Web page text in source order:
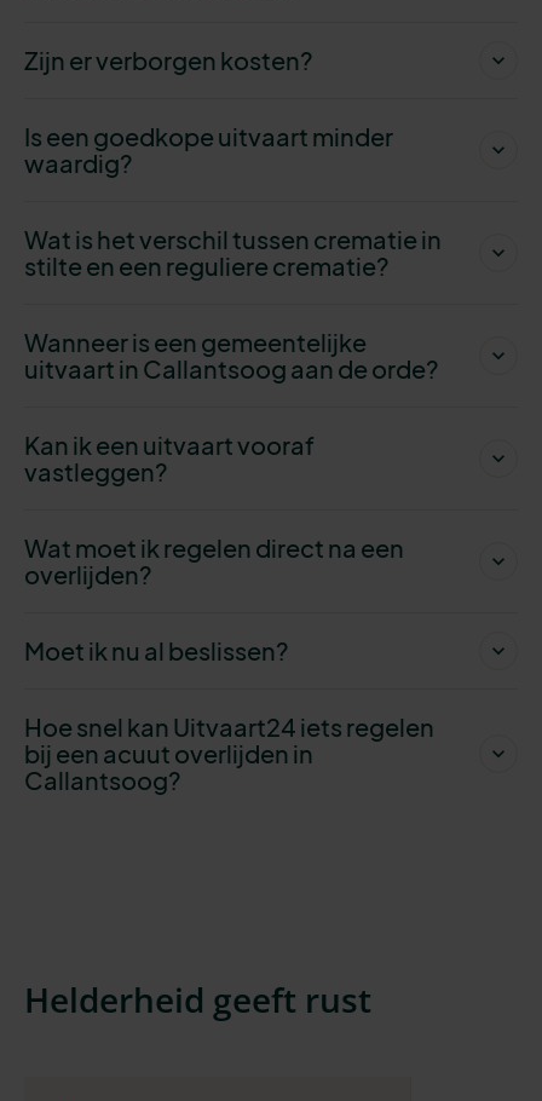
Zijn er verborgen kosten?
Is een goedkope uitvaart minder
waardig?
Wat is het verschil tussen crematie in
stilte en een reguliere crematie?
Wanneer is een gemeentelijke
uitvaart in Callantsoog aan de orde?
Kan ik een uitvaart vooraf
vastleggen?
Wat moet ik regelen direct na een
overlijden?
Moet ik nu al beslissen?
Hoe snel kan Uitvaart24 iets regelen
bij een acuut overlijden in
Callantsoog?
Helderheid geeft rust